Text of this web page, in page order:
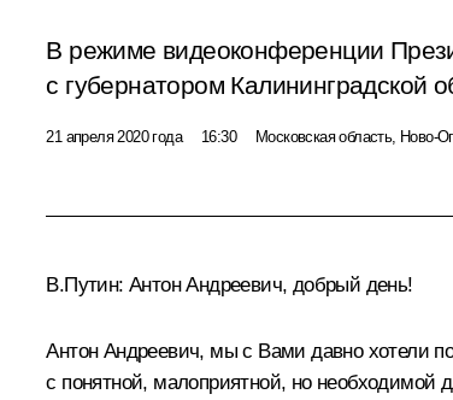
В режиме видеоконференции
с губернатором Калининградской
21 апреля 2020 года 16:30 Московская область, Ново-
В.Путин: Антон Андреевич, добрый день!
Антон Андреевич, мы с Вами давно хотели
с понятной, малоприятной, но необходимой